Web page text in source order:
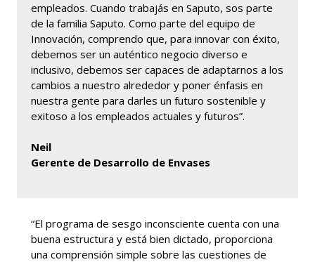
empleados. Cuando trabajás en Saputo, sos parte
de la familia Saputo. Como parte del equipo de
Innovación, comprendo que, para innovar con éxito,
debemos ser un auténtico negocio diverso e
inclusivo, debemos ser capaces de adaptarnos a los
cambios a nuestro alrededor y poner énfasis en
nuestra gente para darles un futuro sostenible y
exitoso a los empleados actuales y futuros”.
Neil
Gerente de Desarrollo de Envases
“El programa de sesgo inconsciente cuenta con una
buena estructura y está bien dictado, proporciona
una comprensión simple sobre las cuestiones de